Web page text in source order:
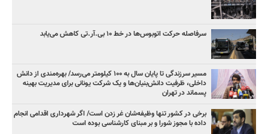
سرفاصله حرکت اتوبوس‌ها در خط ۱۰ بی‌.آر.تی کاهش می‌یابد
مسیر سرزندگی تا پایان سال به ۱۰۰ کیلومتر می‌رسد/ بهره‌مندی از دانش
داخلی، ظرفیت دانش‌بنیان‌ها و یک شرکت یونانی برای مدیریت بهینه
پسماند در تهران
برخی در کشور تنها وظیفه‌شان غر زدن است/ اگر شهرداری اقدامی انجام
داده با مجوز شورا و بر مبنای کارشناسی بوده است